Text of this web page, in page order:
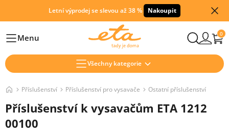
Letní výprodej se slevou až 38 % Nakoupit
HlavníMenu 0
Všechny kategorie
Příslušenství Příslušenství pro vysavače Ostatní příslušenství
Příslušenství k vysavačům ETA 1212
00100